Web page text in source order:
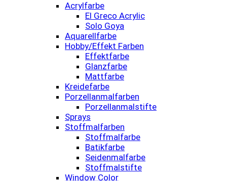
Acrylfarbe
El Greco Acrylic
Solo Goya
Aquarellfarbe
Hobby/Effekt Farben
Effektfarbe
Glanzfarbe
Mattfarbe
Kreidefarbe
Porzellanmalfarben
Porzellanmalstifte
Sprays
Stoffmalfarben
Stoffmalfarbe
Batikfarbe
Seidenmalfarbe
Stoffmalstifte
Window Color